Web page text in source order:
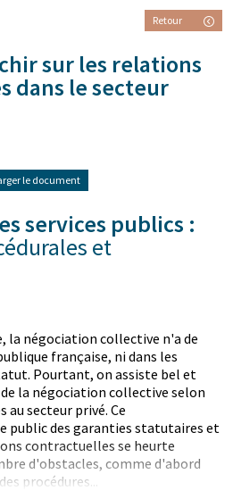
Retour
sur les relations
dans le secteur
le document
services publics :
et
la négociation collective n'a de
française, ni dans les
Pourtant, on assiste bel et
la négociation collective selon
secteur privé. Ce
public des garanties statutaires et
contractuelles se heurte
d'obstacles, comme d'abord
procédures...